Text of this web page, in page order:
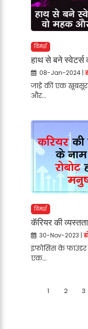
विमर्श
हाथ से बने स्वेटर्स
08-Jan-2024 |
जाडे़ की एक
और...
विमर्श
कॅरियर की
30-Nov-2023 |
इंफोसिस के फाउंडर
एक...
1 2 3